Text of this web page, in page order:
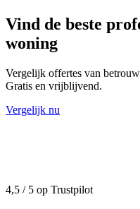
Vind de beste
woning
Vergelijk offertes van
Gratis en vrijblijvend.
Vergelijk nu
4,5 / 5 op Trustpilot